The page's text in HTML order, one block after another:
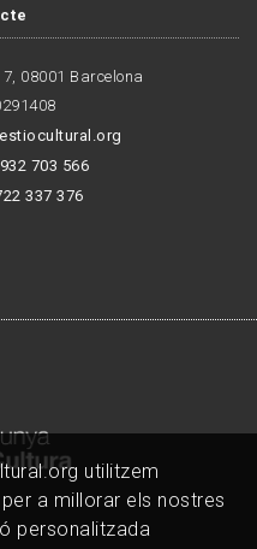
08001 Barcelona
703 566
337 376
utilitzem
a millorar els nostres
personalitzada